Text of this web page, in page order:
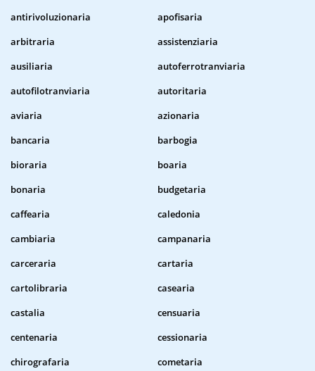
antirivoluzionaria
apofisaria
arbitraria
assistenziaria
ausiliaria
autoferrotranviaria
autofilotranviaria
autoritaria
aviaria
azionaria
bancaria
barbogia
bioraria
boaria
bonaria
budgetaria
caffearia
caledonia
cambiaria
campanaria
carceraria
cartaria
cartolibraria
casearia
castalia
censuaria
centenaria
cessionaria
chirografaria
cometaria